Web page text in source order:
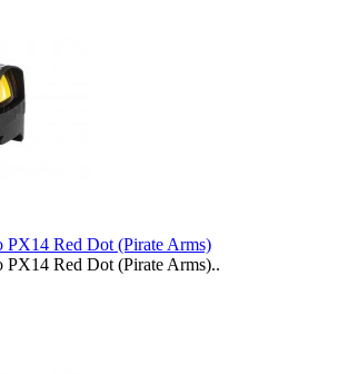
PX14 Red Dot (Pirate Arms)
PX14 Red Dot (Pirate Arms)..